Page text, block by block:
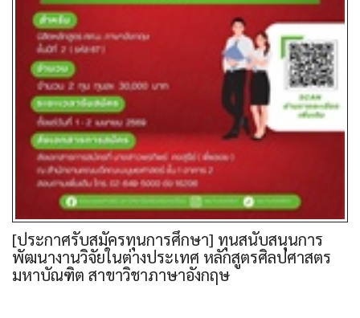
[ประกาศรับสมัครทุนการศึกษา] ทุนสนับสนุนการ
พัฒนางานวิจัยในต่างประเทศ หลักสูตรศิลปศาสตร
มหาบัณฑิต สาขาวิชาภาษาอังกฤษ